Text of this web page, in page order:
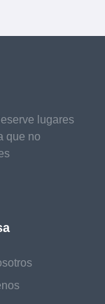
lugares
que no